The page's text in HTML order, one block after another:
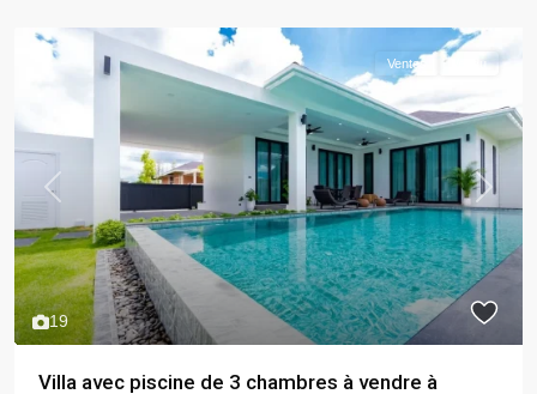
19
Previous Next
Ventes Vendu
Villa avec piscine de 3 chambres à vendre à